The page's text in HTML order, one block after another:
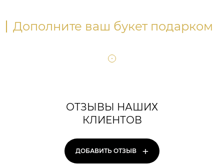
Дополните ваш букет подарком
ОТЗЫВЫ НАШИХ
КЛИЕНТОВ
ДОБАВИТЬ ОТЗЫВ +